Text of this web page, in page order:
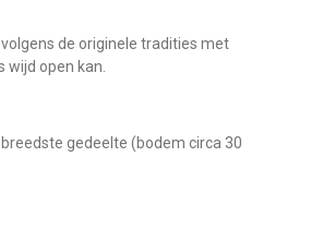
de originele tradities met
open kan.
gedeelte (bodem circa 30